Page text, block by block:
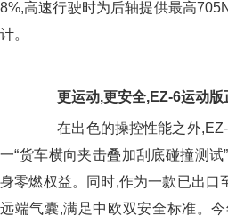
8%,高速行驶时为后轴提供最高
计。
更运动,更安全,EZ-6运动版
在出色的操控性能之外,EZ-
一“货车横向夹击叠加刮底碰撞测
身零燃权益。同时,作为一款已出口
远端气囊,满足中欧双安全标准。